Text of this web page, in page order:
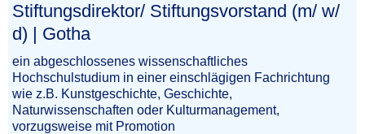
Stiftungsdirektor/ Stiftungsvorstand (m/ w/
d) | Gotha​‌‌‌‌​​‌‌‌‌​‌​​‌‌​​
ein abgeschlossenes wissenschaftliches
Hochschulstudium in einer einschlägigen Fachrichtung
wie z.B. Kunstgeschichte, Geschichte,
Naturwissenschaften oder Kulturmanagement,
vorzugsweise mit Promotion